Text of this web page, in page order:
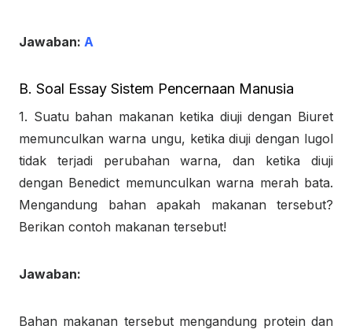
Jawaban: A
B. Soal Essay Sistem Pencernaan Manusia
1. Suatu bahan makanan ketika diuji dengan Biuret
memunculkan warna ungu, ketika diuji dengan lugol
tidak terjadi perubahan warna, dan ketika diuji
dengan Benedict memunculkan warna merah bata.
Mengandung bahan apakah makanan tersebut?
Berikan contoh makanan tersebut!
Jawaban:
Bahan makanan tersebut mengandung protein dan